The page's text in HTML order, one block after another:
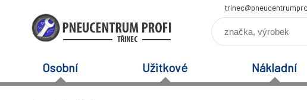
Osobní Užitkové Nákladní